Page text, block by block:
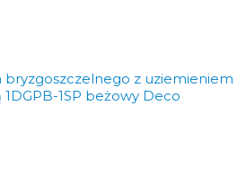
bryzgoszczelnego z uziemieniem
1SP beżowy Deco